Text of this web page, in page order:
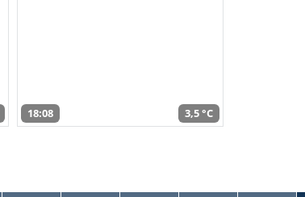
18:08 3,5 °C